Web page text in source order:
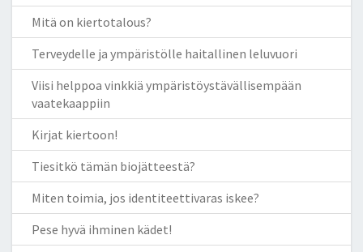
Mitä on kiertotalous?
Terveydelle ja ympäristölle haitallinen leluvuori
Viisi helppoa vinkkiä ympäristöystävällisempään
vaatekaappiin
Kirjat kiertoon!
Tiesitkö tämän biojätteestä?
Miten toimia, jos identiteettivaras iskee?
Pese hyvä ihminen kädet!